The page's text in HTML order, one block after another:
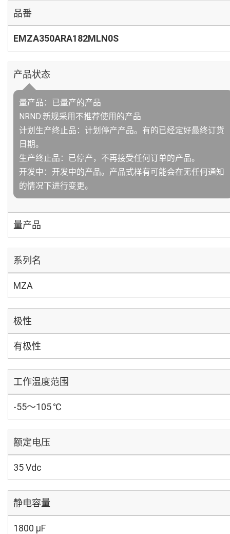
品番
EMZA350ARA182MLN0S
产品状态
量产品：已量产的产品
NRND:新规采用不推荐使用的产品
计划生产终止品：计划停产产品。有的已经定好最终订货
日期。
生产终止品：已停产，不再接受任何订单的产品。
开发中：开发中的产品。产品式样有可能会在无任何通知
的情况下进行变更。
量产品
系列名
MZA
极性
有极性
工作温度范围
-55～105 ℃
额定电压
35 Vdc
静电容量
1800 µF